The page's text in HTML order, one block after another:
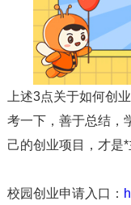
上述3点关于如何创
考一下，善于总结，
己的创业项目，才是*
校园创业申请入口：